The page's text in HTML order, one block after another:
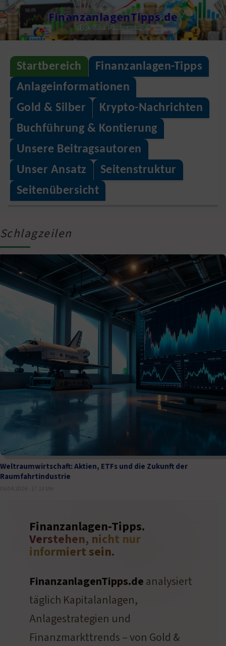
S
k
i
FinanzanlagenTipps.de
Tipps über Finanzanlagen
Startbereich
Finanzanlagen-Tipps
Anlageinformationen
Gold & Silber
Krypto-Nachrichten
Buchführung & Kontierung
Unsere Beitragsautoren
Unser Ansatz
Seitenstruktur
Seitenübersicht
Schlagzeilen
Weltraumwirtschaft: Aktien, ETFs und die Zukunft der
Raumfahrtindustrie
06.04.2026 · 17:13 Uhr
Finanzanlagen-Tipps.
Verstehen, nicht nur
informiert sein.
FinanzanlagenTipps.deanalysiert
täglich Kapitalanlagen,
Anlagestrategien und
Finanzmarkttrends – von Gold &